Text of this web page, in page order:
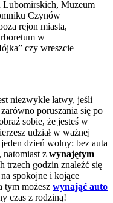
Lubomirskich, Muzeum
Czynów
rejon miasta,
w
czy wreszcie
niezwykle łatwy, jeśli
poruszania się po
sobie, że jesteś w
udział w ważnej
dzień wolny: bez auta
natomiast z wynajętym
trzech godzin znaleźć się
spokojne i kojące
tym możesz wynająć auto
czas z rodziną!